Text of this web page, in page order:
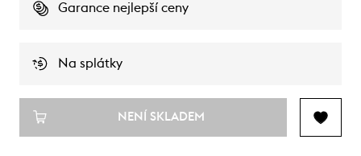
Garance nejlepší ceny
Na splátky
NENÍ SKLADEM